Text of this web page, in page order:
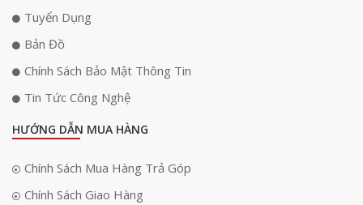
Tuyển Dụng
Bản Đồ
Chính Sách Bảo Mật Thông Tin
Tin Tức Công Nghệ
HƯỚNG DẪN MUA HÀNG
Chính Sách Mua Hàng Trả Góp
Chính Sách Giao Hàng